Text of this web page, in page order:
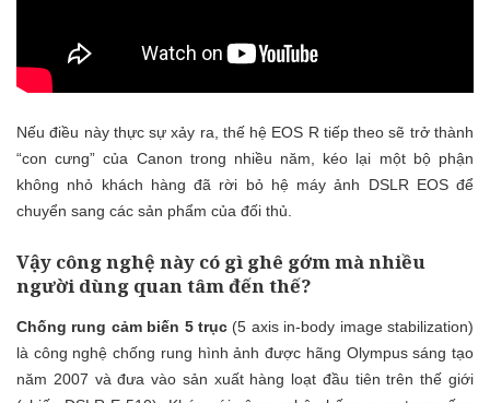
Nếu điều này thực sự xảy ra, thế hệ EOS R tiếp theo sẽ trở thành
“con cưng” của Canon trong nhiều năm, kéo lại một bộ phận
không nhỏ khách hàng đã rời bỏ hệ máy ảnh DSLR EOS để
chuyển sang các sản phẩm của đối thủ.
Vậy công nghệ này có gì ghê gớm mà nhiều
người dùng quan tâm đến thế?
Chống rung cảm biến 5 trục (5 axis in-body image stabilization)
là công nghệ chống rung hình ảnh được hãng Olympus sáng tạo
năm 2007 và đưa vào sản xuất hàng loạt đầu tiên trên thế giới